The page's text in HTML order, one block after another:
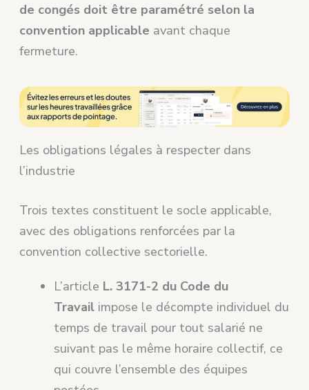
de congés doit être paramétré selon la
convention applicable avant chaque
fermeture.
Les obligations légales à respecter dans
l’industrie
Trois textes constituent le socle applicable,
avec des obligations renforcées par la
convention collective sectorielle.
L’article L. 3171-2 du Code du
Travail impose le décompte individuel du
temps de travail pour tout salarié ne
suivant pas le même horaire collectif, ce
qui couvre l’ensemble des équipes